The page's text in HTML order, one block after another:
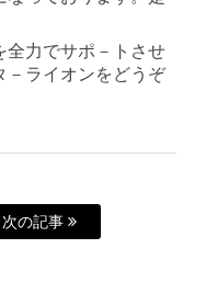
全力でサポ－トさせ
－ライオンをどうぞ
次の記事